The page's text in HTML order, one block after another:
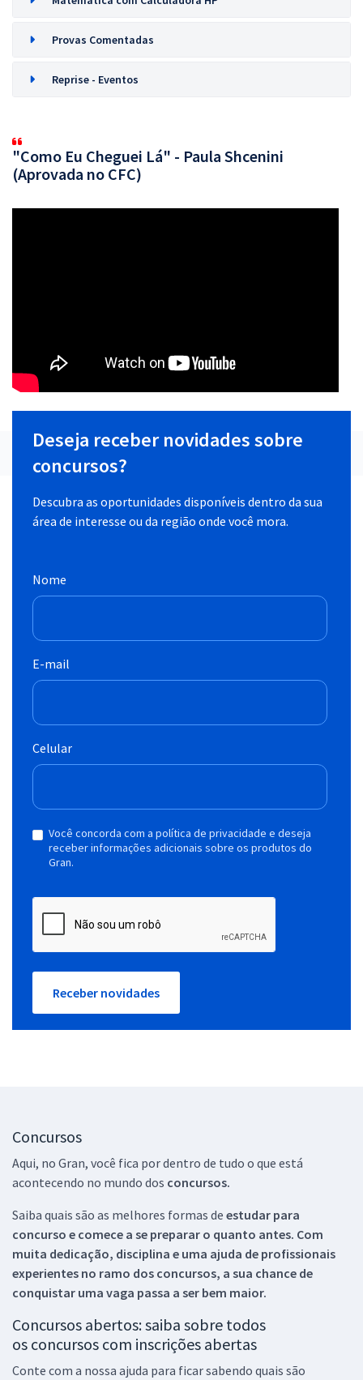
Provas Comentadas
Reprise - Eventos
"Como Eu Cheguei Lá" - Paula Shcenini
(Aprovada no CFC)
Deseja receber novidades sobre
concursos?
Descubra as oportunidades disponíveis dentro da sua
área de interesse ou da região onde você mora.
Nome
E-mail
Celular
Você concorda com a política de privacidade e deseja
receber informações adicionais sobre os produtos do
Gran.
Receber novidades
Concursos
Aqui, no Gran, você fica por dentro de tudo o que está
acontecendo no mundo dos concursos.
Saiba quais são as melhores formas de estudar para
concurso e comece a se preparar o quanto antes. Com
muita dedicação, disciplina e uma ajuda de profissionais
experientes no ramo dos concursos, a sua chance de
conquistar uma vaga passa a ser bem maior.
Concursos abertos: saiba sobre todos
os concursos com inscrições abertas
Conte com a nossa ajuda para ficar sabendo quais são